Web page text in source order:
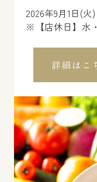
2026年9月1日(火
※【店休日】水
詳細はこ